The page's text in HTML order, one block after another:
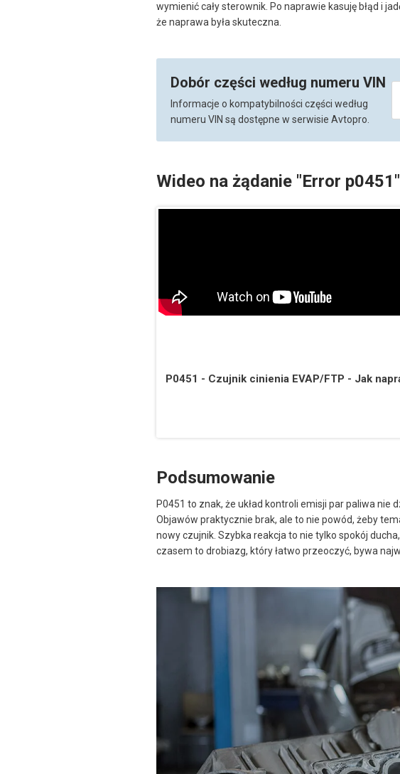
wymienić cały sterownik. Po naprawie kasuję błąd i
że naprawa była skuteczna.
Dobór części według numeru VIN
Informacje o kompatybilności części według
numeru VIN są dostępne w serwisie Avtopro.
Wideo na żądanie "Error
P0451 - Czujnik cinienia EVAP/FTP - Jak
Podsumowanie
P0451 to znak, że układ kontroli emisji par paliwa
Objawów praktycznie brak, ale to nie powód, żeby
nowy czujnik. Szybka reakcja to nie tylko spokój
czasem to drobiazg, który łatwo przeoczyć, bywa